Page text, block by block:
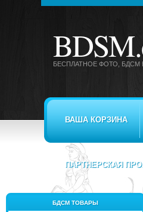
БЕСПЛАТНОЕ ФОТО, БДСМ
ВАША КОРЗИНА
ПАРТНЕРСКАЯ
БДСМ ТОВАРЫ